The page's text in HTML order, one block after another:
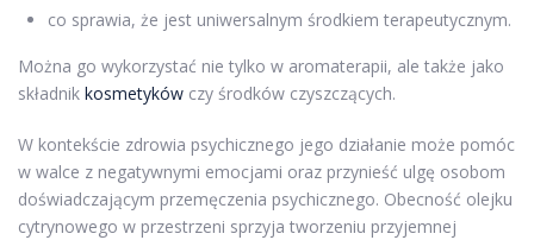
co sprawia, że jest uniwersalnym środkiem terapeutycznym.
Można go wykorzystać nie tylko w aromaterapii, ale także jako
składnik kosmetyków czy środków czyszczących.
W kontekście zdrowia psychicznego jego działanie może pomóc
w walce z negatywnymi emocjami oraz przynieść ulgę osobom
doświadczającym przemęczenia psychicznego. Obecność olejku
cytrynowego w przestrzeni sprzyja tworzeniu przyjemnej